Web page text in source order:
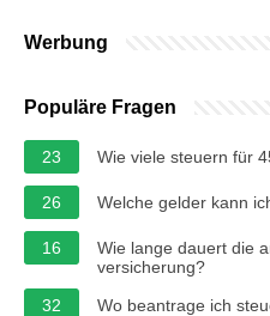
Werbung
Populäre Fragen
23 Wie viele steuern für
26 Welche gelder kann
16
Wie lange dauert die
versicherung?
32
Wo beantrage ich